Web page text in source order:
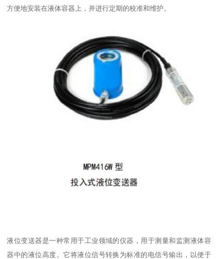
方便地安装在液体容器上，并进行定期的校准和维护。
液位变送器是一种常用于工业领域的仪器，用于测量和监测液体容
器中的液位高度。它将液位信号转换为标准的电信号输出，以便于